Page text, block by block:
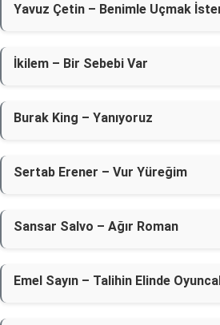
Yavuz Çetin – Benimle Uçmak
İkilem – Bir Sebebi Var
Burak King – Yanıyoruz
Sertab Erener – Vur Yüreğim
Sansar Salvo – Ağır Roman
Emel Sayın – Talihin Elinde